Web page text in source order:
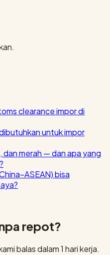
clearance impor di
untuk impor
dan merah — dan apa yang
bisa
repot?
balas dalam 1 hari kerja.